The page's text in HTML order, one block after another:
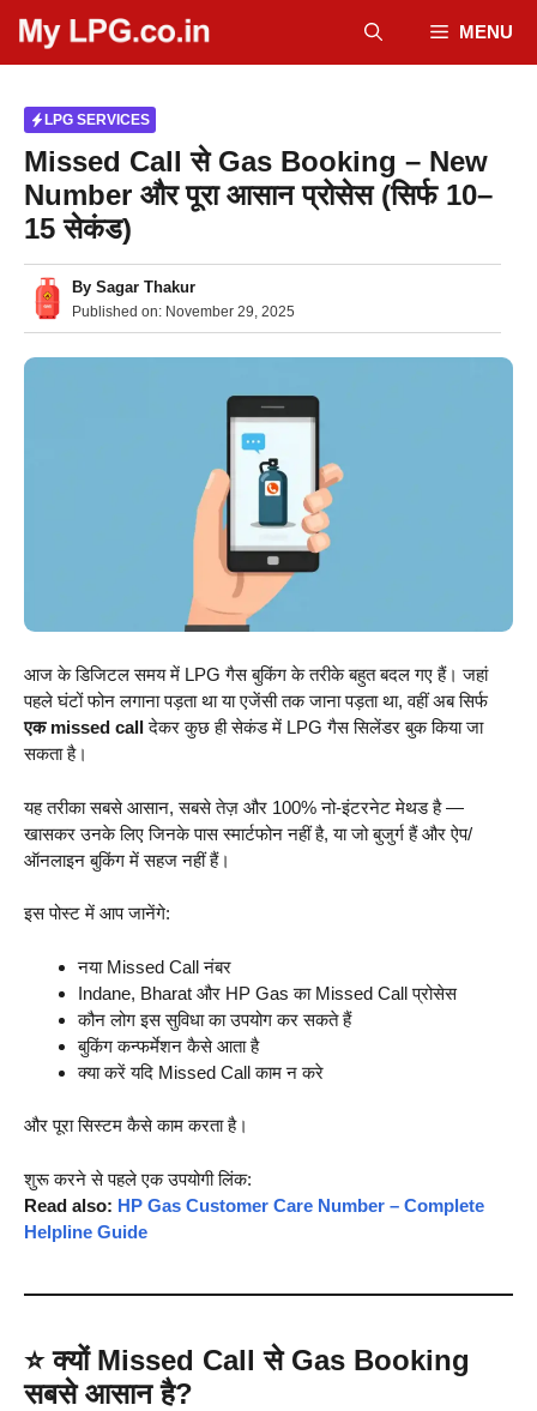
content
MENU
LPG SERVICES
Missed Call से Gas Booking – New
Number और पूरा आसान प्रोसेस (सिर्फ 10–
15 सेकंड)
By Sagar Thakur
Published on: November 29, 2025
आज के डिजिटल समय में LPG गैस बुकिंग के तरीके बहुत बदल गए हैं। जहां
पहले घंटों फोन लगाना पड़ता था या एजेंसी तक जाना पड़ता था, वहीं अब सिर्फ
एक missed call देकर कुछ ही सेकंड में LPG गैस सिलेंडर बुक किया जा
सकता है।
यह तरीका सबसे आसान, सबसे तेज़ और 100% नो-इंटरनेट मेथड है —
खासकर उनके लिए जिनके पास स्मार्टफोन नहीं है, या जो बुजुर्ग हैं और ऐप/
ऑनलाइन बुकिंग में सहज नहीं हैं।
इस पोस्ट में आप जानेंगे:
नया Missed Call नंबर
Indane, Bharat और HP Gas का Missed Call प्रोसेस
कौन लोग इस सुविधा का उपयोग कर सकते हैं
बुकिंग कन्फर्मेशन कैसे आता है
क्या करें यदि Missed Call काम न करे
और पूरा सिस्टम कैसे काम करता है।
शुरू करने से पहले एक उपयोगी लिंक:
Read also: HP Gas Customer Care Number – Complete
Helpline Guide
⭐क्यों Missed Call से Gas Booking
सबसे आसान है?